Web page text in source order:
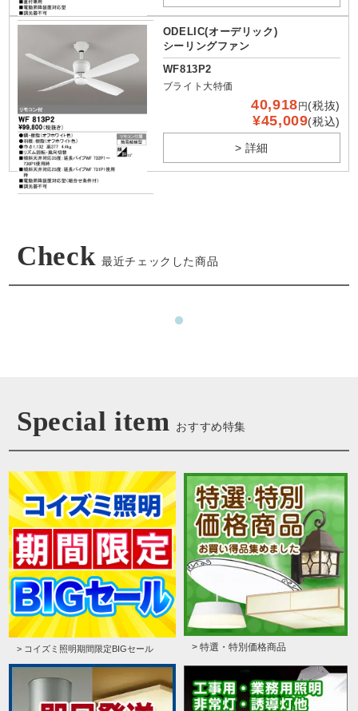
ODELIC(オーデリック)
シーリングファン
WF813P2
ブライト大特価
40,918円(税抜)
¥45,009(税込)
> 詳細
Check 最近チェックした商品
Special item おすすめ特集
> コイズミ照明期間限定BIGセール > 特選・特別価格商品